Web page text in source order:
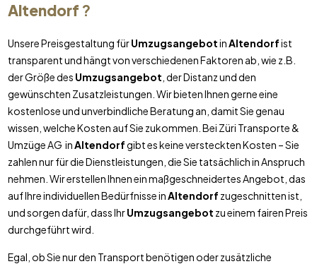
Altendorf ?
Unsere Preisgestaltung fürUmzugsangebotinAltendorfist
transparent und hängt von verschiedenen Faktoren ab, wie z.B.
der Größe des Umzugsangebot , der Distanz und den
gewünschten Zusatzleistungen. Wir bieten Ihnen gerne eine
kostenlose und unverbindliche Beratung an, damit Sie genau
wissen, welche Kosten auf Sie zukommen. Bei Züri Transporte &
Umzüge AG inAltendorfgibt es keine versteckten Kosten – Sie
zahlen nur für die Dienstleistungen, die Sie tatsächlich in Anspruch
nehmen. Wir erstellen Ihnen ein maßgeschneidertes Angebot, das
auf Ihre individuellen Bedürfnisse inAltendorf zugeschnitten ist,
und sorgen dafür, dass IhrUmzugsangebot zu einem fairen Preis
durchgeführt wird.
Egal, ob Sie nur den Transport benötigen oder zusätzliche